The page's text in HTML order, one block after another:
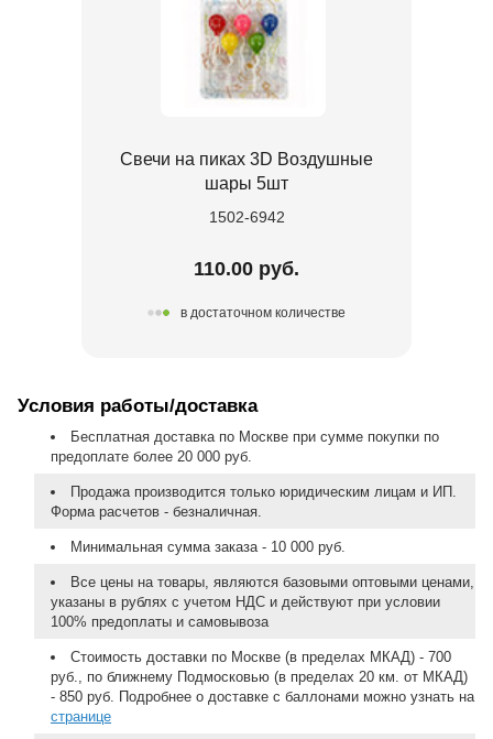
Свечи на пиках 3D Воздушные
шары 5шт
1502-6942
110.00 руб.
в достаточном количестве
Условия работы/доставка
Бесплатная доставка по Москве при сумме покупки по
предоплате более 20 000 руб.
Продажа производится только юридическим лицам и ИП.
Форма расчетов - безналичная.
Минимальная сумма заказа - 10 000 руб.
Все цены на товары, являются базовыми оптовыми ценами,
указаны в рублях с учетом НДС и действуют при условии
100% предоплаты и самовывоза
Стоимость доставки по Москве (в пределах МКАД) - 700
руб., по ближнему Подмосковью (в пределах 20 км. от МКАД)
- 850 руб. Подробнее о доставке с баллонами можно узнать на
странице